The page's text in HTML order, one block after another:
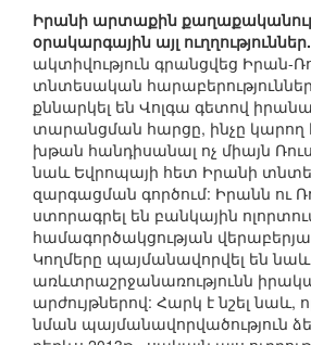
Իրանի արտաքին
օրակարգային այլ ուղղություններ.
ակտիվություն գրանցվեց Իրան-
տնտեսական
քննարկել են Վոլգա գետով
տարանցման հարցը, ինչը կարող է
խթան հանդիսանալ ոչ միայն
նաև Եվրոպայի հետ Իրանի
զարգացման գործում: Իրանն ու
ստորագրել են բանկային
համագործակցության
Կողմերը պայմանավորվել են նաև
առևտրաշրջանառությունն
արժույթներով: Հարկ է նշել նաև,
նման պայմանավորվածություն